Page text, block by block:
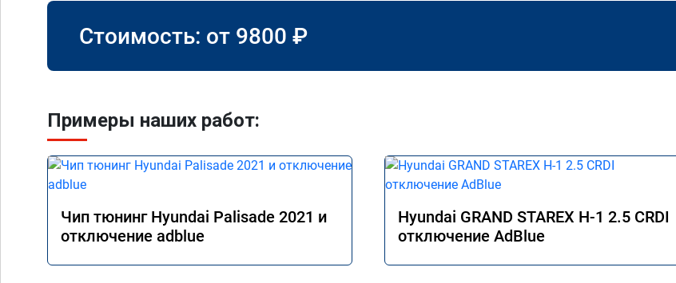
Стоимость: от 9800 ₽
Примеры наших работ:
Чип тюнинг Hyundai Palisade 2021 и
отключение adblue
Hyundai GRAND STAREX H-1 2.5 CRDI
отключение AdBlue